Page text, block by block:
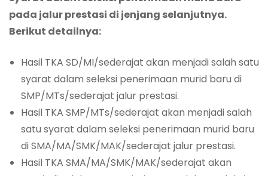
pada jalur prestasi di jenjang selanjutnya.
Berikut detailnya:
Hasil TKA SD/MI/sederajat akan menjadi salah satu
syarat dalam seleksi penerimaan murid baru di
SMP/MTs/sederajat jalur prestasi.
Hasil TKA SMP/MTs/sederajat akan menjadi salah
satu syarat dalam seleksi penerimaan murid baru
di SMA/MA/SMK/MAK/sederajat jalur prestasi.
Hasil TKA SMA/MA/SMK/MAK/sederajat akan